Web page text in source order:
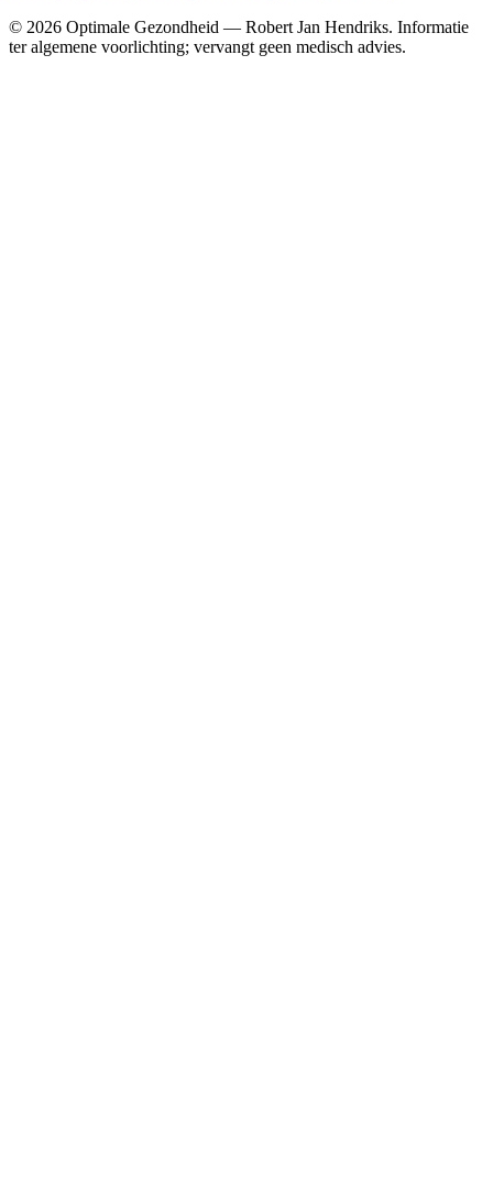
© 2026 Optimale Gezondheid — Robert Jan Hendriks. Informatie
ter algemene voorlichting; vervangt geen medisch advies.